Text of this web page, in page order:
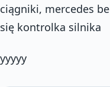
ciągniki, mercedes
się kontrolka silnika
yyyyy